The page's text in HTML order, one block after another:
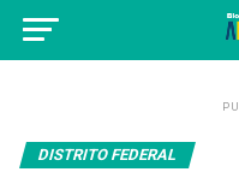
DISTRITO FEDERAL